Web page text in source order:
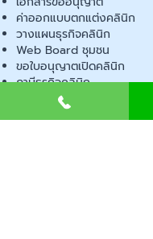
ค่าออกแบบตกแต่งคลินิก
วางแผนธุรกิจคลินิก
Web Board ชุมชน
ขอใบอนุญาตเปิดคลินิก
ภาษีธุรกิจคลินิก
ตรวจสอบรายชื่อแพทย์
ติดต่อ สำนักงานสาธารณสุข